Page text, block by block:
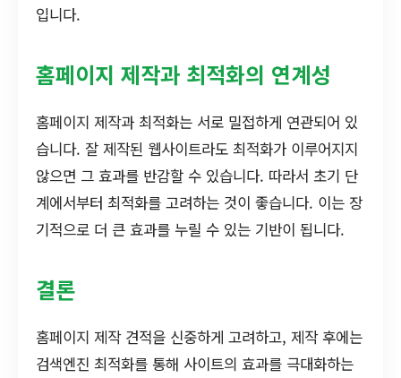
입니다.
홈페이지 제작과 최적화의 연계성
홈페이지 제작과 최적화는 서로 밀접하게 연관되어 있
습니다. 잘 제작된 웹사이트라도 최적화가 이루어지지
않으면 그 효과를 반감할 수 있습니다. 따라서 초기 단
계에서부터 최적화를 고려하는 것이 좋습니다. 이는 장
기적으로 더 큰 효과를 누릴 수 있는 기반이 됩니다.
결론
홈페이지 제작 견적을 신중하게 고려하고, 제작 후에는
검색엔진 최적화를 통해 사이트의 효과를 극대화하는